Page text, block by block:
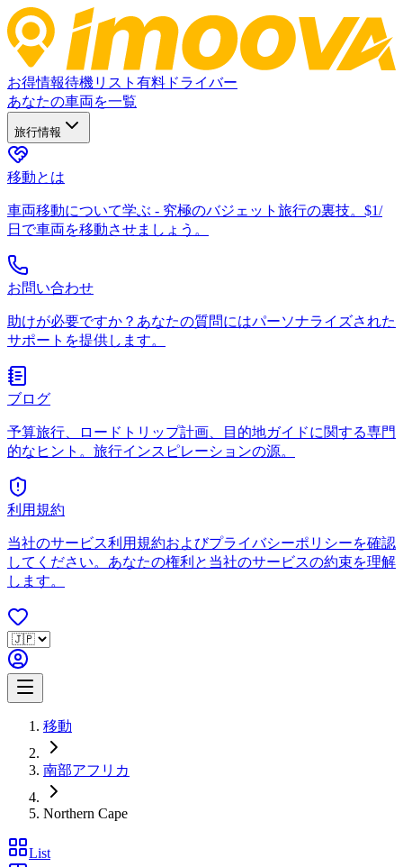
お得情報待機リスト 有料ドライバー
あなたの車両を一覧
旅行情報
移動とは
車両移動について学ぶ - 究極のバジェット旅行の裏技。$1/
日で車両を移動させましょう。
お問い合わせ
助けが必要ですか？あなたの質問にはパーソナライズされた
サポートを提供します。
ブログ
予算旅行、ロードトリップ計画、目的地ガイドに関する専門
的なヒント。旅行インスピレーションの源。
利用規約
当社のサービス利用規約およびプライバシーポリシーを確認
してください。あなたの権利と当社のサービスの約束を理解
します。
移動
南部アフリカ
Northern Cape
List